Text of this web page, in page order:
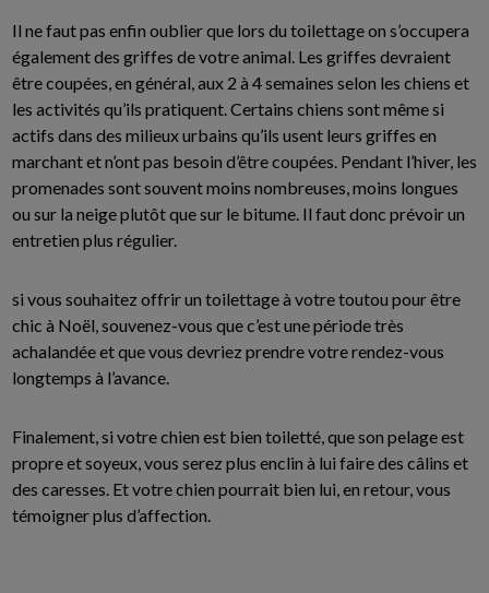
Il ne faut pas enfin oublier que lors du toilettage on s’occupera
également des griffes de votre animal. Les griffes devraient
être coupées, en général, aux 2 à 4 semaines selon les chiens et
les activités qu’ils pratiquent. Certains chiens sont même si
actifs dans des milieux urbains qu’ils usent leurs griffes en
marchant et n’ont pas besoin d’être coupées. Pendant l’hiver, les
promenades sont souvent moins nombreuses, moins longues
ou sur la neige plutôt que sur le bitume. Il faut donc prévoir un
entretien plus régulier.
si vous souhaitez offrir un toilettage à votre toutou pour être
chic à Noël, souvenez-vous que c’est une période très
achalandée et que vous devriez prendre votre rendez-vous
longtemps à l’avance.
Finalement, si votre chien est bien toiletté, que son pelage est
propre et soyeux, vous serez plus enclin à lui faire des câlins et
des caresses. Et votre chien pourrait bien lui, en retour, vous
témoigner plus d’affection.